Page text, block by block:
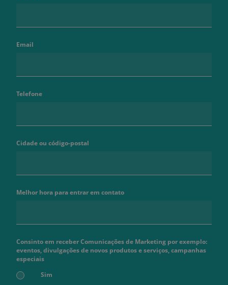
Email
Telefone
Cidade ou código-postal
Melhor hora para entrar em contato
Consinto em receber Comunicações de Marketing por exemplo:
eventos, divulgações de novos produtos e serviços, campanhas
especiais
Sim